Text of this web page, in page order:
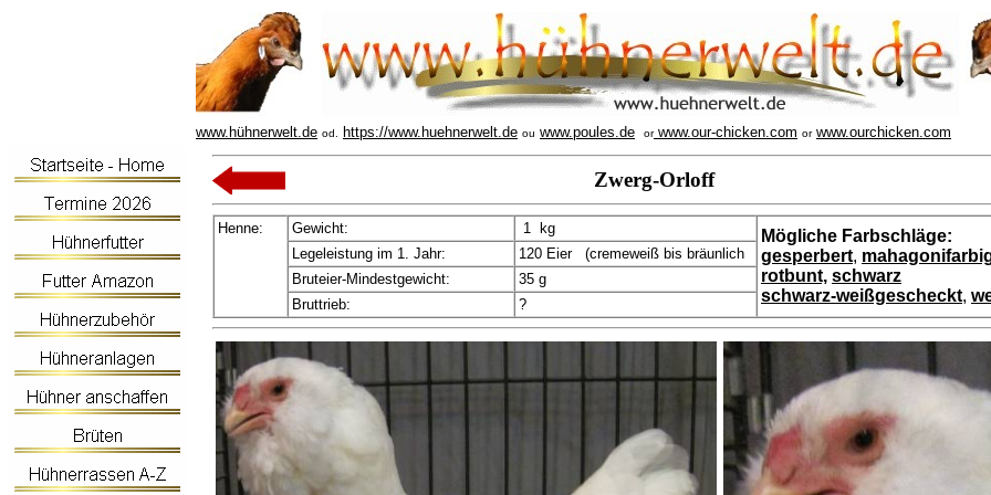
www.hühnerwelt.de od. https://www.huehnerwelt.de ou www.poules.de orwww.our-chicken.com or www.ourchicken.com
Zwerg-Orloff
Henne: Gewicht: 1 kg
Mögliche Farbschläge:
gesperbert,
rotbunt, schwarz
schwarz-weißgescheckt,
Legeleistung im 1. Jahr:
120 Eier (cremeweiß bis bräunlich
Bruteier-Mindestgewicht:
35 g
Bruttrieb:
?